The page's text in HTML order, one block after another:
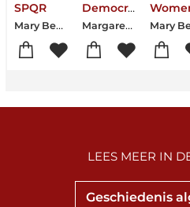
SPQR
Mary Beard
Democracy
Margaret Atwood-Mary Beard-Erica Benner
Geschiedenis
LEES MEER IN